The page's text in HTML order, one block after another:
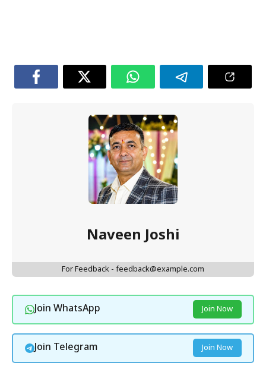
Naveen Joshi
For Feedback - feedback@example.com
Join WhatsApp Join Now
Join Telegram Join Now